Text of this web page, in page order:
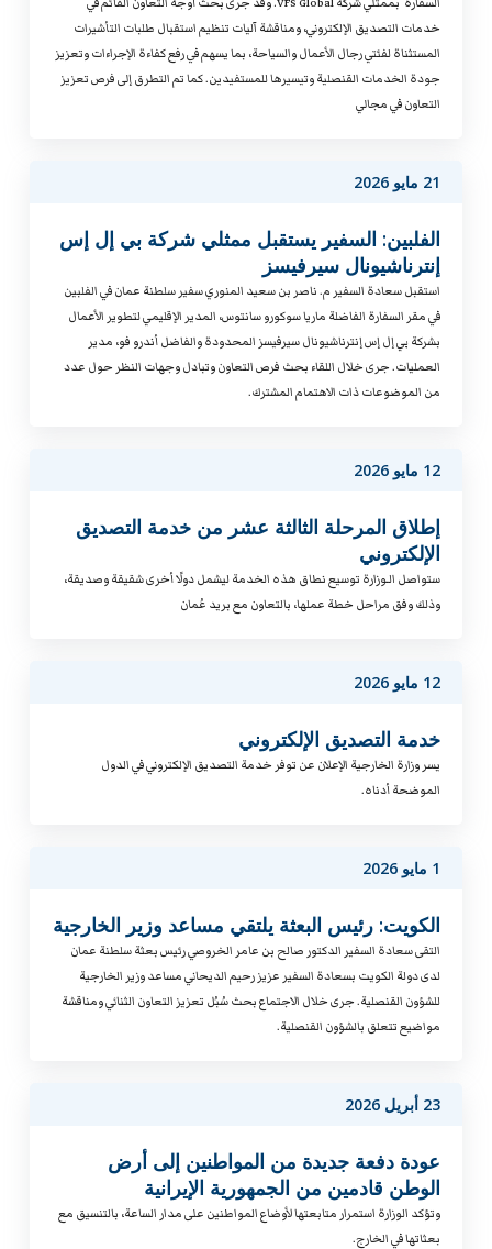
خدمات التصديق الإلكتروني، ومناقشة آليات تنظيم استقبال طلبات التأشيرات
المستثناة لفئتي رجال الأعمال والسياحة، بما يسهم في رفع كفاءة الإجراءات وتعزيز
جودة الخدمات القنصلية وتيسيرها للمستفيدين. كما تم التطرق إلى فرص تعزيز
التعاون في مجالي
21 مايو 2026
الفلبين: السفير يستقبل ممثلي شركة بي إل إس
إنترناشيونال سيرفيسز
استقبل سعادة السفير م. ناصر بن سعيد المنوري سفير سلطنة عمان في الفلبين
في مقر السفارة الفاضلة ماريا سوكورو سانتوس، المدير الإقليمي لتطوير الأعمال
بشركة بي إل إس إنترناشيونال سيرفيسز المحدودة والفاضل أندرو فو، مدير
العمليات. جرى خلال اللقاء بحث فرص التعاون وتبادل وجهات النظر حول عدد
من الموضوعات ذات الاهتمام المشترك.
12 مايو 2026
إطلاق المرحلة الثالثة عشر من خدمة التصديق
الإلكتروني
ستواصل الـوزارة توسيع نطاق هذه الخدمة ليشمل دولًا أخرى شقيقة وصديقة،
وذلك وفق مراحل خطة عملها، بالتعاون مع بريد عُمان
12 مايو 2026
خدمة التصديق الإلكتروني
يسر وزارة الخارجية الإعلان عن توفر خدمة التصديق الإلكتروني في الدول
الموضحة أدناه.
1 مايو 2026
الكويت: رئيس البعثة يلتقي مساعد وزير الخارجية
التقى سعادة السفير الدكتور صالح بن عامر الخروصي رئيس بعثة سلطنة عمان
لدى دولة الكويت بسعادة السفير عزيز رحيم الديحاني مساعد وزير الخارجية
للشؤون القنصلية. جرى خلال الاجتماع بحث سُبُل تعزيز التعاون الثنائي ومناقشة
مواضيع تتعلق بالشؤون القنصلية.
23 أبريل 2026
عودة دفعة جديدة من المواطنين إلى أرض
الوطن قادمين من الجمهورية الإيرانية
وتؤكد الوزارة استمرار متابعتها لأوضاع المواطنين على مدار الساعة، بالتنسيق مع
بعثاتها في الخارج.